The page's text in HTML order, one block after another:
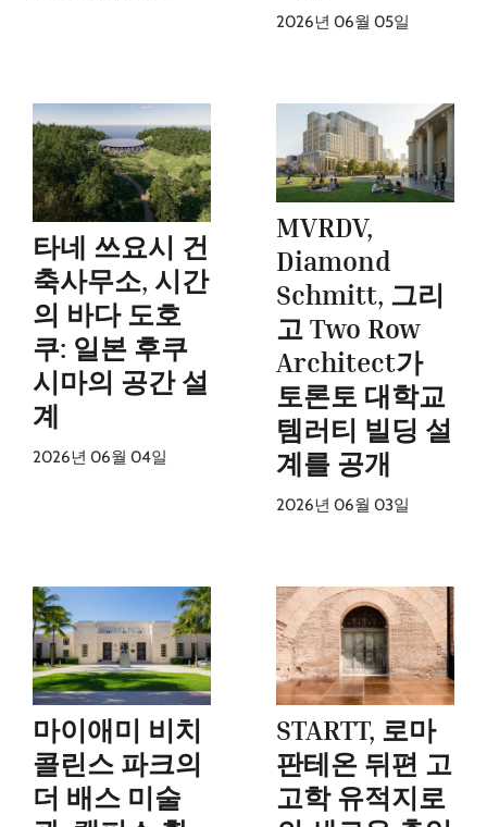
2026년 06월 05일
타네 쓰요시 건
축사무소, 시간
의 바다 도호
쿠: 일본 후쿠
시마의 공간 설
계
2026년 06월 04일
MVRDV,
Diamond
Schmitt, 그리
고 Two Row
Architect가
토론토 대학교
템러티 빌딩 설
계를 공개
2026년 06월 03일
마이애미 비치
콜린스 파크의
더 배스 미술
STARTT, 로마
판테온 뒤편 고
고학 유적지로